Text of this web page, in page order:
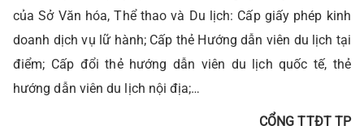
của Sở Văn hóa, Thể thao và Du lịch: Cấp giấy phép kinh
doanh dịch vụ lữ hành; Cấp thẻ Hướng dẫn viên du lịch tại
điểm; Cấp đổi thẻ hướng dẫn viên du lịch quốc tế, thẻ
hướng dẫn viên du lịch nội địa;…
CỔNG TTĐT TP